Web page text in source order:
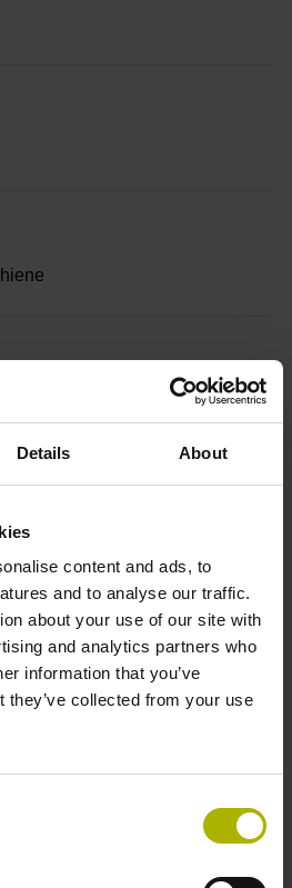
Details About
content and ads, to
and to analyse our traffic.
about your use of our site with
and analytics partners who
information that you’ve
they’ve collected from your use
mit 10-fach Interpolation
der Messlänge
der Messlänge